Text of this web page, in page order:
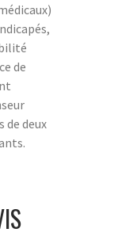
de
de deux